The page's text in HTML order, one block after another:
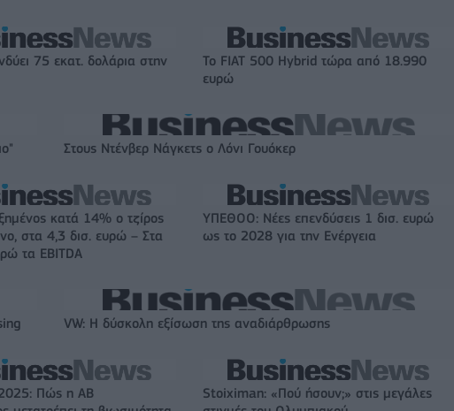
75 εκατ. δολάρια στην
Το FIAT 500 Hybrid τώρα από 18.990
ευρώ
Στους Ντένβερ Νάγκετς ο Λόνι Γουόκερ
κατά 14% ο τζίρος
στα 4,3 δισ. ευρώ – Στα
τα EBITDA
ΥΠΕΘΟΟ: Νέες επενδύσεις 1 δισ. ευρώ
ως το 2028 για την Ενέργεια
VW: Η δύσκολη εξίσωση της αναδιάρθρωσης
Πώς η ΑΒ
Stoiximan: «Πού ήσουν;» στις μεγάλες